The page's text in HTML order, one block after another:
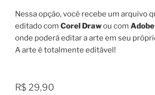
Nessa opção, você recebe um arquivo
editado com Corel Drawou com
onde poderá editar a arte em seu
A arte é totalmente editável!
R$ 29,90